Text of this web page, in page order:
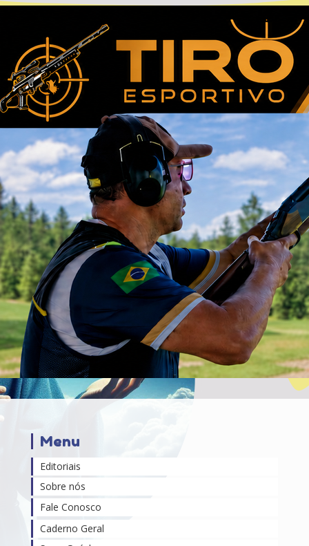
Menu
Editoriais
Sobre nós
Fale Conosco
Caderno Geral